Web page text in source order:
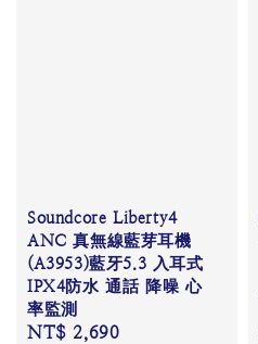
Soundcore Liberty4
ANC 真無線藍芽耳機
(A3953)藍牙5.3 入耳式
IPX4防水 通話 降噪 心
率監測
Regular
NT$ 2,690